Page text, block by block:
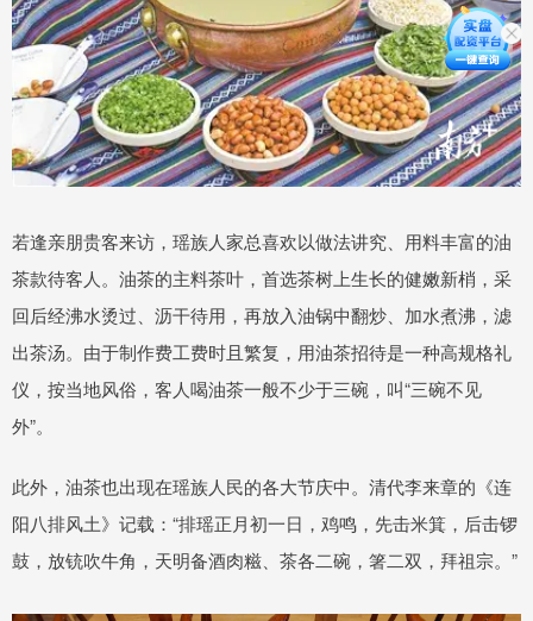
若逢亲朋贵客来访，瑶族人家总喜欢以做法讲究、用料丰富的油
茶款待客人。油茶的主料茶叶，首选茶树上生长的健嫩新梢，采
回后经沸水烫过、沥干待用，再放入油锅中翻炒、加水煮沸，滤
出茶汤。由于制作费工费时且繁复，用油茶招待是一种高规格礼
仪，按当地风俗，客人喝油茶一般不少于三碗，叫“三碗不见
外”。
此外，油茶也出现在瑶族人民的各大节庆中。清代李来章的《连
阳八排风土》记载：“排瑶正月初一日，鸡鸣，先击米箕，后击锣
鼓，放铳吹牛角，天明备酒肉糍、茶各二碗，箸二双，拜祖宗。”